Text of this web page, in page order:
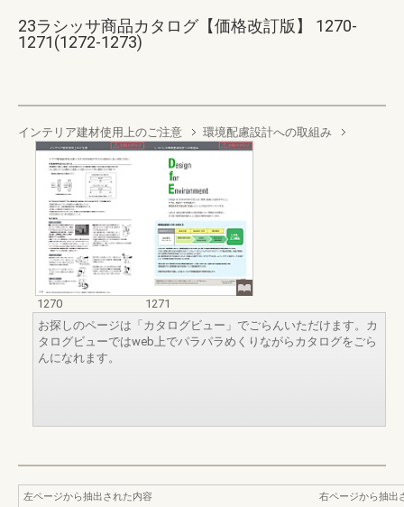
23ラシッサ商品カタログ【価格改訂版】 1270-
1271(1272-1273)
インテリア建材使用上のご注意 環境配慮設計への取組み
1270
1271
お探しのページは「カタログビュー」でごらんいただけます。カ
タログビューではweb上でパラパラめくりながらカタログをごら
んになれます。
左ページから抽出された内容
右ページから抽出